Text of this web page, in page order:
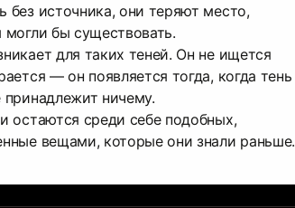
без источника, они теряют место,
могли бы существовать.
для таких теней. Он не ищется
— он появляется тогда, когда тень
ничему.
остаются среди себе подобных,
вещами, которые они знали раньше.